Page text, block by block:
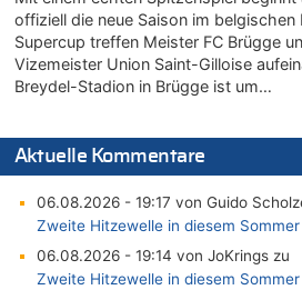
offiziell die neue Saison im belgischen
Supercup treffen Meister FC Brügge
Vizemeister Union Saint-Gilloise
Breydel-Stadion in Brügge ist um…
Aktuelle Kommentare
06.08.2026 - 19:17 von Guido
Zweite Hitzewelle in diesem
06.08.2026 - 19:14 von JoKrings zu
Zweite Hitzewelle in diesem